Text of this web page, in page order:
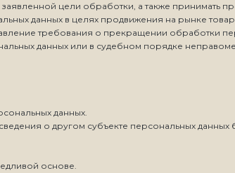
цели обработки, а также принимать
данных в целях продвижения на рынке
требования о прекращении обработки
данных или в судебном порядке
данных.
о другом субъекте персональных данных
основе.